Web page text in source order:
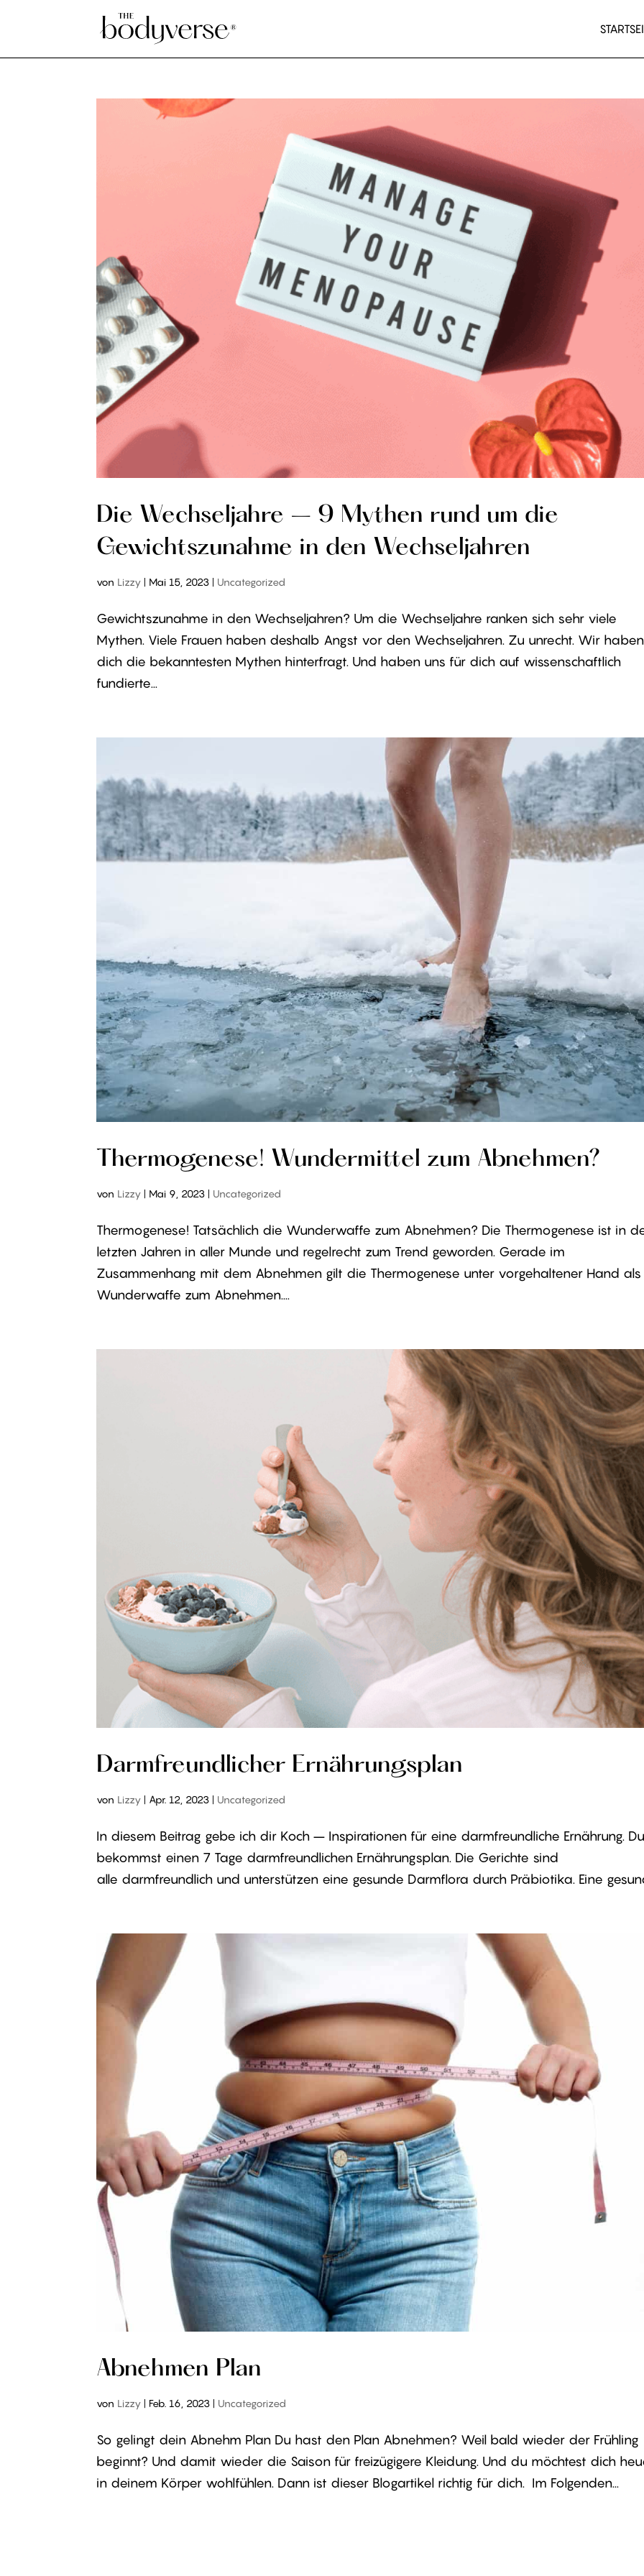
Die Wechseljahre – 9 Mythen rund um die
Gewichtszunahme in den Wechseljahren
von Lizzy | Mai 15, 2023 | Uncategorized
Gewichtszunahme in den Wechseljahren? Um die Wechseljahre ranken sich sehr viele
Mythen. Viele Frauen haben deshalb Angst vor den Wechseljahren. Zu unrecht. Wir
dich die bekanntesten Mythen hinterfragt. Und haben uns für dich auf wissenschaftlich
fundierte...
Thermogenese! Wundermittel zum Abnehmen?
von Lizzy | Mai 9, 2023 | Uncategorized
Thermogenese! Tatsächlich die Wunderwaffe zum Abnehmen? Die Thermogenese ist in
letzten Jahren in aller Munde und regelrecht zum Trend geworden. Gerade im
Zusammenhang mit dem Abnehmen gilt die Thermogenese unter vorgehaltener Hand als
Wunderwaffe zum Abnehmen....
Darmfreundlicher Ernährungsplan
von Lizzy | Apr. 12, 2023 | Uncategorized
In diesem Beitrag gebe ich dir Koch – Inspirationen für eine darmfreundliche Ernährung.
bekommst einen 7 Tage darmfreundlichen Ernährungsplan. Die Gerichte sind
alle darmfreundlich und unterstützen eine gesunde Darmflora durch Präbiotika. Eine
Abnehmen Plan
von Lizzy | Feb. 16, 2023 | Uncategorized
So gelingt dein Abnehm Plan Du hast den Plan Abnehmen? Weil bald wieder der Frühling
beginnt? Und damit wieder die Saison für freizügigere Kleidung. Und du möchtest dich
in deinem Körper wohlfühlen. Dann ist dieser Blogartikel richtig für dich. Im Folgenden...